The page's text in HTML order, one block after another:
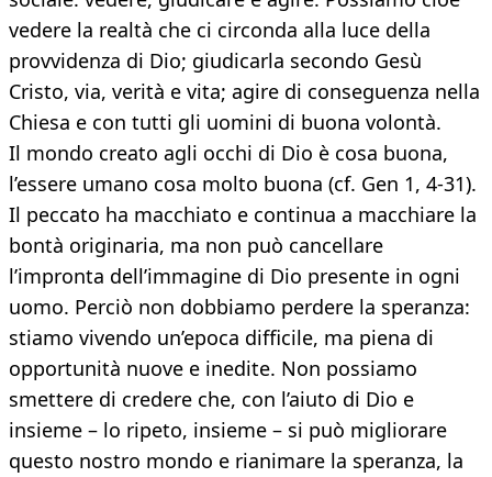
vedere la realtà che ci circonda alla luce della
provvidenza di Dio; giudicarla secondo Gesù
Cristo, via, verità e vita; agire di conseguenza nella
Chiesa e con tutti gli uomini di buona volontà.
Il mondo creato agli occhi di Dio è cosa buona,
l’essere umano cosa molto buona (cf. Gen 1, 4-31).
Il peccato ha macchiato e continua a macchiare la
bontà originaria, ma non può cancellare
l’impronta dell’immagine di Dio presente in ogni
uomo. Perciò non dobbiamo perdere la speranza:
stiamo vivendo un’epoca difficile, ma piena di
opportunità nuove e inedite. Non possiamo
smettere di credere che, con l’aiuto di Dio e
insieme – lo ripeto, insieme – si può migliorare
questo nostro mondo e rianimare la speranza, la